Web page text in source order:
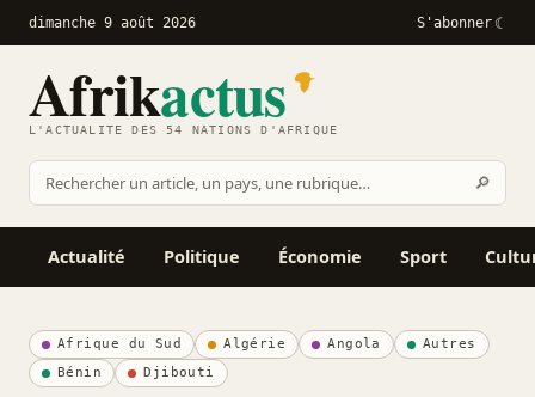
dimanche 9 août 2026 S'abonner
Afrikactus
L'ACTUALITÉ DES 54 NATIONS D'AFRIQUE
Rechercher
sur
Afrikactus
🔎
Actualité Politique Économie Sport
Afrique du Sud Algérie Angola
Autres
Bénin
Djibouti